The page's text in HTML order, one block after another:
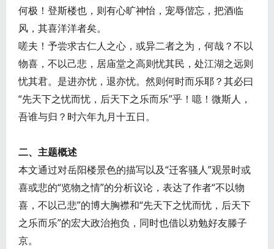
何极！登斯楼也，则有心旷神怡，宠辱偕忘，把酒临
风，其喜洋洋者矣。
嗟夫！予尝求古仁人之心，或异二者之为，何哉？不以
物喜，不以己悲，居庙堂之高则忧其民，处江湖之远则
忧其君。是进亦忧，退亦忧。然则何时而乐耶？其必曰
“先天下之忧而忧，后天下之乐而乐”乎！噫！微斯人，
吾谁与归？时六年九月十五日。
二、主题概述
本文通过对岳阳楼景色的描写以及“迁客骚人”观景时或
喜或悲的“览物之情”的分析议论，表达了作者“不以物
喜，不以己悲”的博大胸襟和“先天下之忧而忧，后天下
之乐而乐”的宏大政治抱负，同时也借以劝勉好友滕子
京。